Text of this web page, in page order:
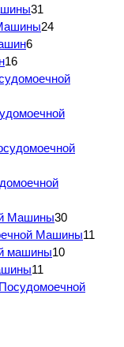
31
24
6
16
Машины30
Машины11
машины10
11